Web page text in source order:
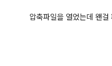
압축파일을 열었는데 왠